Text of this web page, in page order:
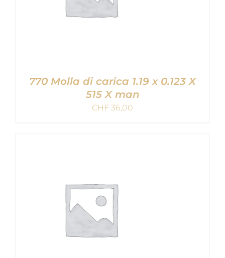
770 Molla di carica 1.19 x 0.123 X
515 X man
CHF 36,00